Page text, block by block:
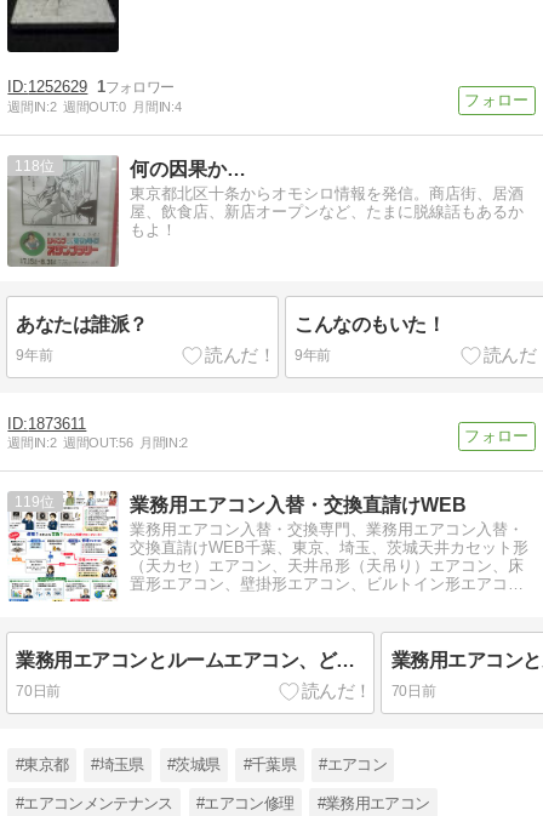
1252629 1
週間IN:2 週間OUT:0 月間IN:4
118 何の因果か…
東京都北区十条からオモシロ情報を発信。商店街、居酒
屋、飲食店、新店オープンなど、たまに脱線話もあるか
もよ！
あなたは誰派？
9年前
こんなのもいた！
9年前
1873611
週間IN:2 週間OUT:56 月間IN:2
119 業務用エアコン入替・交換直請けWEB
業務用エアコン入替・交換専門、業務用エアコン入替・
交換直請けWEB千葉、東京、埼玉、茨城天井カセット形
（天カセ）エアコン、天井吊形（天吊り）エアコン、床
置形エアコン、壁掛形エアコン、ビルトイン形エアコ
業務用エアコンとルームエアコン、どっちがお得？【茨城県】
70日前 70日前
#東京都 #埼玉県 #茨城県 #千葉県 #エアコン
#エアコンメンテナンス #エアコン修理 #業務用エアコン